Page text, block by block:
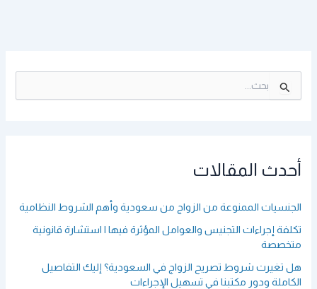
ل
ع
ن
أحدث المقالات
الجنسيات الممنوعة من الزواج من سعودية وأهم الشروط النظامية
تكلفة إجراءات التجنيس والعوامل المؤثرة فيها | استشارة قانونية
متخصصة
هل تغيرت شروط تصريح الزواج في السعودية؟ إليك التفاصيل
الكاملة ودور مكتبنا في تسهيل الإجراءات